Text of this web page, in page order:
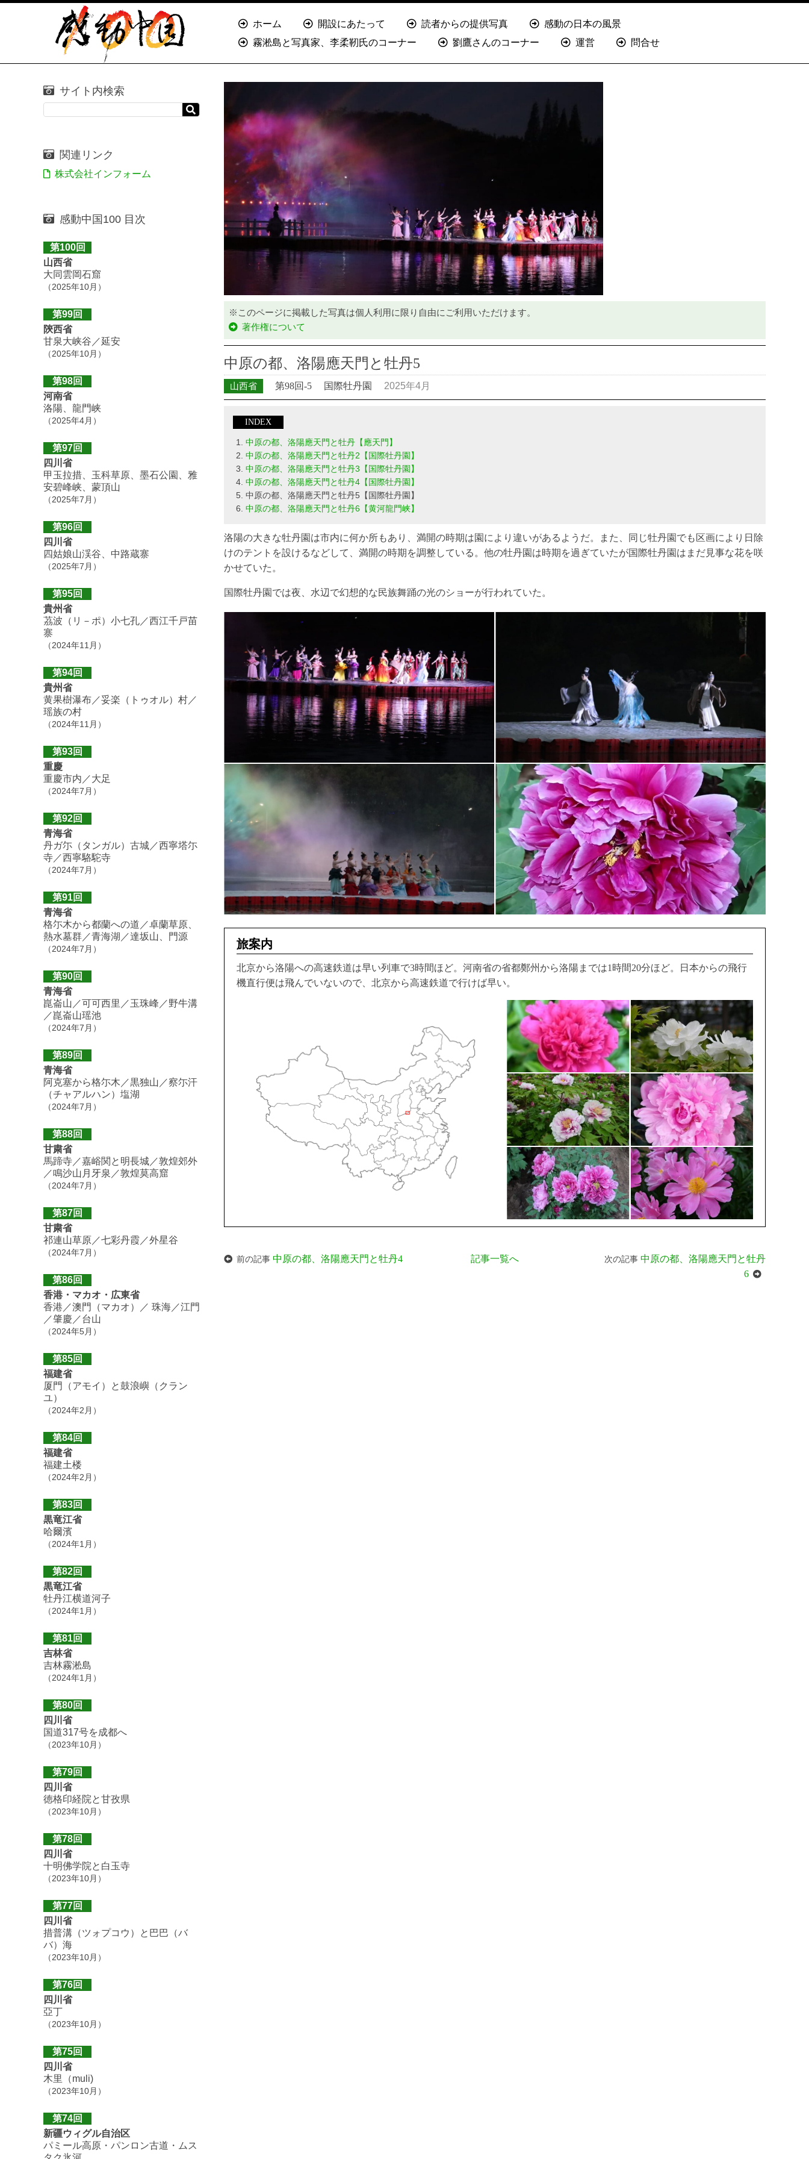
ホーム 開設にあたって 読者からの提供写真
感動の日本の風景
霧淞島と写真家、李柔靭氏のコーナー
劉鷹さんのコーナー 運営 問合せ
※このページに掲載した写真は個人利用に限り自由にご利用いただけます。
著作権について
中原の都、洛陽應天門と牡丹5
山西省 第98回-5 国際牡丹園 2025年4月
INDEX
中原の都、洛陽應天門と牡丹【應天門】
中原の都、洛陽應天門と牡丹2【国際牡丹園】
中原の都、洛陽應天門と牡丹3【国際牡丹園】
中原の都、洛陽應天門と牡丹4【国際牡丹園】
中原の都、洛陽應天門と牡丹5【国際牡丹園】
中原の都、洛陽應天門と牡丹6【黄河龍門峡】
洛陽の大きな牡丹園は市内に何か所もあり、満開の時期は園により違いがあるようだ。また、同じ牡丹園でも区画により日除
けのテントを設けるなどして、満開の時期を調整している。他の牡丹園は時期を過ぎていたが国際牡丹園はまだ見事な花を咲
かせていた。
国際牡丹園では夜、水辺で幻想的な民族舞踊の光のショーが行われていた。
旅案内
北京から洛陽への高速鉄道は早い列車で3時間ほど。河南省の省都鄭州から洛陽までは1時間20分ほど。日本からの飛行
機直行便は飛んでいないので、北京から高速鉄道で行けば早い。
前の記事 中原の都、洛陽應天門と牡丹4 記事一覧へ 次の記事 中原の都、洛陽應天門と牡丹
6
サイト内検索
関連リンク
株式会社インフォーム
感動中国100 目次
第100回
山西省
大同雲岡石窟
（2025年10月）
第99回
陝西省
甘泉大峡谷／延安
（2025年10月）
第98回
河南省
洛陽、龍門峡
（2025年4月）
第97回
四川省
甲玉拉措、玉科草原、墨石公園、雅
安碧峰峡、蒙頂山
（2025年7月）
第96回
四川省
四姑娘山渓谷、中路蔵寨
（2025年7月）
第95回
貴州省
茘波（リ－ポ）小七孔／西江千戸苗
寨
（2024年11月）
第94回
貴州省
黄果樹瀑布／妥楽（トゥオル）村／
瑶族の村
（2024年11月）
第93回
重慶
重慶市内／大足
（2024年7月）
第92回
青海省
丹ガ尓（タンガル）古城／西寧塔尓
寺／西寧駱駝寺
（2024年7月）
第91回
青海省
格尓木から都蘭への道／卓蘭草原、
熱水墓群／青海湖／達坂山、門源
（2024年7月）
第90回
青海省
崑崙山／可可西里／玉珠峰／野牛溝
／崑崙山瑶池
（2024年7月）
第89回
青海省
阿克塞から格尓木／黒独山／察尓汗
（チャアルハン）塩湖
（2024年7月）
第88回
甘粛省
馬蹄寺／嘉峪関と明長城／敦煌郊外
／鳴沙山月牙泉／敦煌莫高窟
（2024年7月）
第87回
甘粛省
祁連山草原／七彩丹霞／外星谷
（2024年7月）
第86回
香港・マカオ・広東省
香港／澳門（マカオ）／ 珠海／江門
／肇慶／台山
（2024年5月）
第85回
福建省
厦門（アモイ）と鼓浪嶼（クラン
ユ）
（2024年2月）
第84回
福建省
福建土楼
（2024年2月）
第83回
黒竜江省
哈爾濱
（2024年1月）
第82回
黒竜江省
牡丹江横道河子
（2024年1月）
第81回
吉林省
吉林霧淞島
（2024年1月）
第80回
四川省
国道317号を成都へ
（2023年10月）
第79回
四川省
徳格印経院と甘孜県
（2023年10月）
第78回
四川省
十明佛学院と白玉寺
（2023年10月）
第77回
四川省
措普溝（ツォプコウ）と巴巴（バ
バ）海
（2023年10月）
第76回
四川省
亞丁
（2023年10月）
第75回
四川省
木里（muli)
（2023年10月）
第74回
新疆ウィグル自治区
パミール高原・パンロン古道・ムス